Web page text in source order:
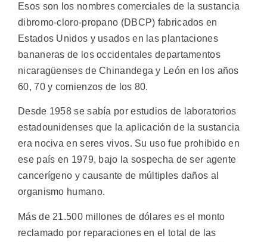
Esos son los nombres comerciales de la sustancia
dibromo-cloro-propano (DBCP) fabricados en
Estados Unidos y usados en las plantaciones
bananeras de los occidentales departamentos
nicaragüenses de Chinandega y León en los años
60, 70 y comienzos de los 80.
Desde 1958 se sabía por estudios de laboratorios
estadounidenses que la aplicación de la sustancia
era nociva en seres vivos. Su uso fue prohibido en
ese país en 1979, bajo la sospecha de ser agente
cancerígeno y causante de múltiples daños al
organismo humano.
Más de 21.500 millones de dólares es el monto
reclamado por reparaciones en el total de las